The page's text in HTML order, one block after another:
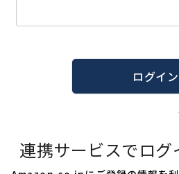
ログイン
連携サービスでロ